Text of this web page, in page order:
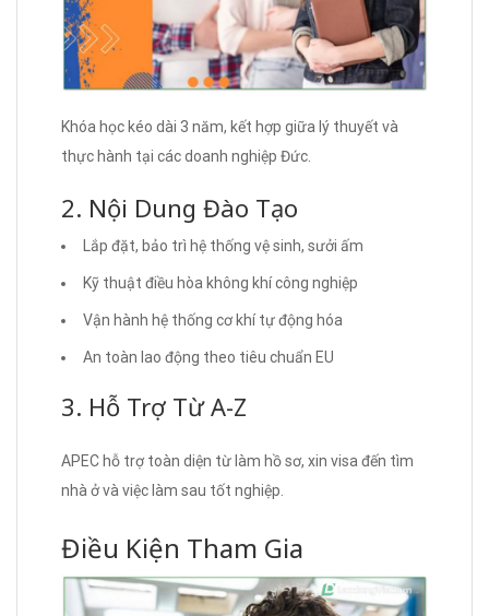
Khóa học kéo dài 3 năm, kết hợp giữa lý thuyết và
thực hành tại các doanh nghiệp Đức.
2. Nội Dung Đào Tạo
Lắp đặt, bảo trì hệ thống vệ sinh, sưởi ấm
Kỹ thuật điều hòa không khí công nghiệp
Vận hành hệ thống cơ khí tự động hóa
An toàn lao động theo tiêu chuẩn EU
3. Hỗ Trợ Từ A-Z
APEC hỗ trợ toàn diện từ làm hồ sơ, xin visa đến tìm
nhà ở và việc làm sau tốt nghiệp.
Điều Kiện Tham Gia